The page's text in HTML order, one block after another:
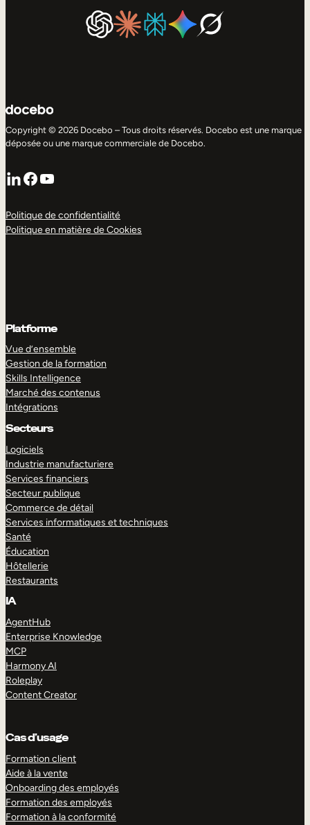
Copyright © 2026 Docebo – Tous droits réservés. Docebo est une marque
déposée ou une marque commerciale de Docebo.
LinkedIn
Facebook
YouTube
Politique de confidentialité
Politique en matière de Cookies
Platforme
Vue d’ensemble
Gestion de la formation
Skills Intelligence
Marché des contenus
Intégrations
Secteurs
Logiciels
Industrie manufacturiere
Services financiers
Secteur publique
Commerce de détail
Services informatiques et techniques
Santé
Éducation
Hôtellerie
Restaurants
IA
AgentHub
Enterprise Knowledge
MCP
Harmony AI
Roleplay
Content Creator
Cas d’usage
Formation client
Aide à la vente
Onboarding des employés
Formation des employés
Formation à la conformité